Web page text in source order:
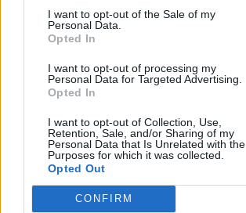
I want to opt-out of the Sale of my
Personal Data.
Opted In
I want to opt-out of processing my
Personal Data for Targeted Advertising.
Opted In
I want to opt-out of Collection, Use,
Retention, Sale, and/or Sharing of my
Personal Data that Is Unrelated with the
Purposes for which it was collected.
Opted Out
CONFIRM